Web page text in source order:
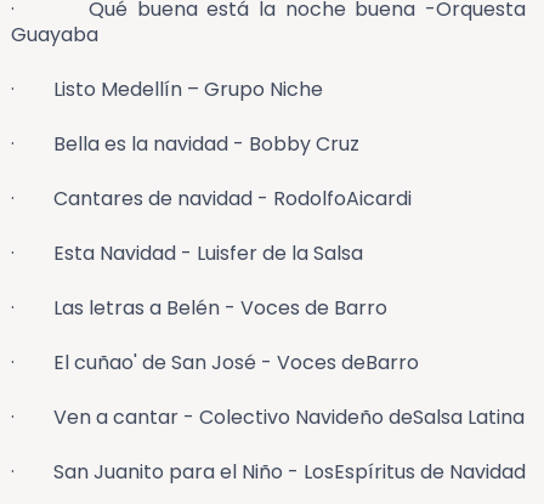
· Qué buena está la noche buena -Orquesta
Guayaba
· Listo Medellín – Grupo Niche
· Bella es la navidad - Bobby Cruz
· Cantares de navidad - RodolfoAicardi
· Esta Navidad - Luisfer de la Salsa
· Las letras a Belén - Voces de Barro
· El cuñao' de San José - Voces deBarro
· Ven a cantar - Colectivo Navideño deSalsa Latina
· San Juanito para el Niño - LosEspíritus de Navidad